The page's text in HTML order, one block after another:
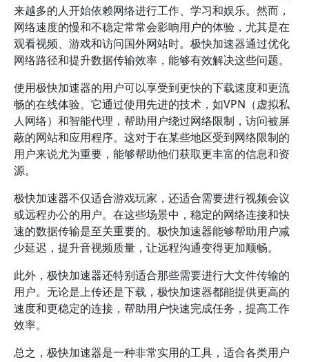
来越多的人开始依赖网络进行工作、学习和娱乐。然而，
网络速度的慢和不稳定常常会影响用户的体验，尤其是在
观看视频、游戏和访问国外网站时。极快加速器通过优化
网络路径和提升数据传输效率，能够有效解决这些问题。
使用极快加速器的用户可以享受到更快的下载速度和更流
畅的在线体验。它通过使用先进的技术，如VPN（虚拟私
人网络）和智能代理，帮助用户绕过网络限制，访问被屏
蔽的网站和应用程序。这对于在某些地区受到网络限制的
用户来说尤为重要，能够帮助他们获取更丰富的信息和资
源。
极快加速器不仅适合游戏玩家，还适合需要进行视频会议
或远程办公的用户。在这些场景中，稳定的网络连接和快
速的数据传输是至关重要的。极快加速器能够帮助用户减
少延迟，提升音视频质量，让远程沟通变得更加顺畅。
此外，极快加速器还特别适合那些需要进行大文件传输的
用户。无论是上传还是下载，极快加速器都能提供更高的
速度和更稳定的连接，帮助用户快速完成任务，提高工作
效率。
总之，极快加速器是一种非常实用的工具，适合各类用户